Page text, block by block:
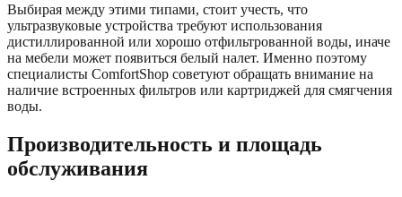
Выбирая между этими типами, стоит учесть, что
ультразвуковые устройства требуют использования
дистиллированной или хорошо отфильтрованной воды, иначе
на мебели может появиться белый налет. Именно поэтому
специалисты ComfortShop советуют обращать внимание на
наличие встроенных фильтров или картриджей для смягчения
воды.
Производительность и площадь
обслуживания